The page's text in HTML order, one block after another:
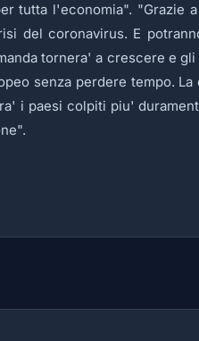
tutta l'economia". "Grazie
del coronavirus. E
tornera' a crescere e
senza perdere tempo. La
i paesi colpiti piu'